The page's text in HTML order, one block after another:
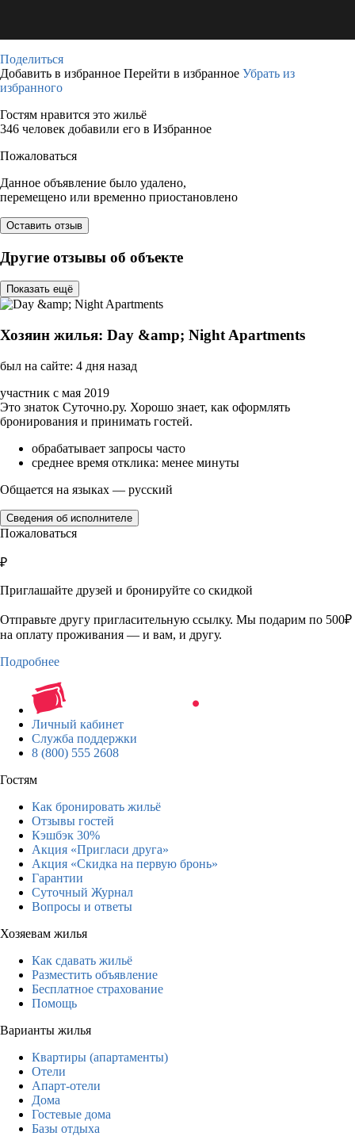
Поделиться
Добавить в избранное Перейти в избранное Убрать из
избранного
Гостям нравится это жильё
346 человек добавили его в Избранное
Пожаловаться
Данное объявление было удалено,
перемещено или временно приостановлено
Оставить отзыв
Другие отзывы об объекте
Показать ещё
Хозяин жилья: Day &amp; Night Apartments
был на сайте: 4 дня назад
участник с мая 2019
Это знаток Суточно.ру. Хорошо знает, как оформлять
бронирования и принимать гостей.
обрабатывает запросы часто
среднее время отклика: менее минуты
Общается на языках — русский
Сведения об исполнителе
Пожаловаться
₽
Приглашайте друзей и бронируйте со скидкой
Отправьте другу пригласительную ссылку. Мы подарим по 500₽
на оплату проживания — и вам, и другу.
Подробнее
Личный кабинет
Служба поддержки
8 (800) 555 2608
Гостям
Как бронировать жильё
Отзывы гостей
Кэшбэк 30%
Акция «Пригласи друга»
Акция «Скидка на первую бронь»
Гарантии
Суточный Журнал
Вопросы и ответы
Хозяевам жилья
Как сдавать жильё
Разместить объявление
Бесплатное страхование
Помощь
Варианты жилья
Квартиры (апартаменты)
Отели
Апарт-отели
Дома
Гостевые дома
Базы отдыха